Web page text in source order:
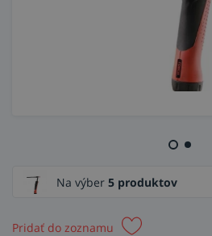
Na výber 5 produktov
Pridať do zoznamu